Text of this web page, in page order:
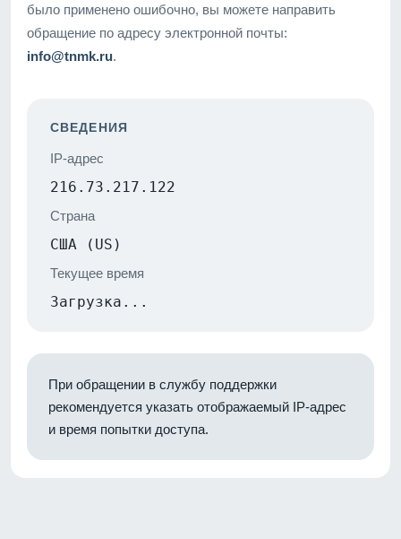
было применено ошибочно, вы можете направить
обращение по адресу электронной почты:
info@tnmk.ru.
СВЕДЕНИЯ
IP-адрес
216.73.217.122
Страна
США (US)
Текущее время
Загрузка...
При обращении в службу поддержки
рекомендуется указать отображаемый IP-адрес
и время попытки доступа.